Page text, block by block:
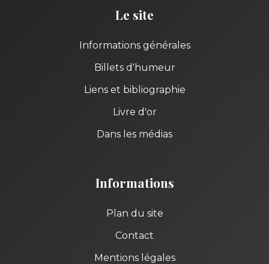
Le site
Informations générales
Billets d'humeur
Liens et bibliographie
Livre d'or
Dans les médias
Informations
Plan du site
Contact
Mentions légales